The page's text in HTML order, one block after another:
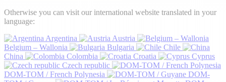
Otherwise you can visit our international website translated in your
language:
Argentina
Austria
Belgium – Wallonia
Bulgaria
Chile
China
Colombia Croatia
Cyprus
Czech republic
DOM-TOM / French Polynesia
DOM-